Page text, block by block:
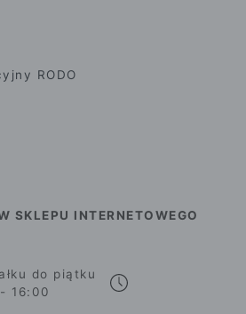
RODO
SKLEPU INTERNETOWEGO
do piątku
16:00